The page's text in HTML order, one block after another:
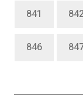
841
846